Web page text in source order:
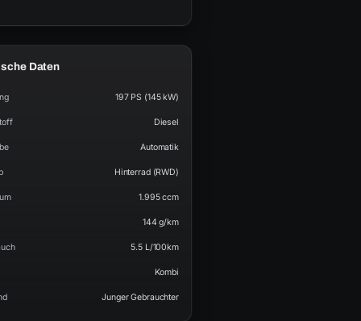
Daten
197 PS (145 kW)
Diesel
Automatik
Hinterrad (RWD)
1.995 ccm
144 g/km
5.5 L/100km
Kombi
Junger Gebrauchter